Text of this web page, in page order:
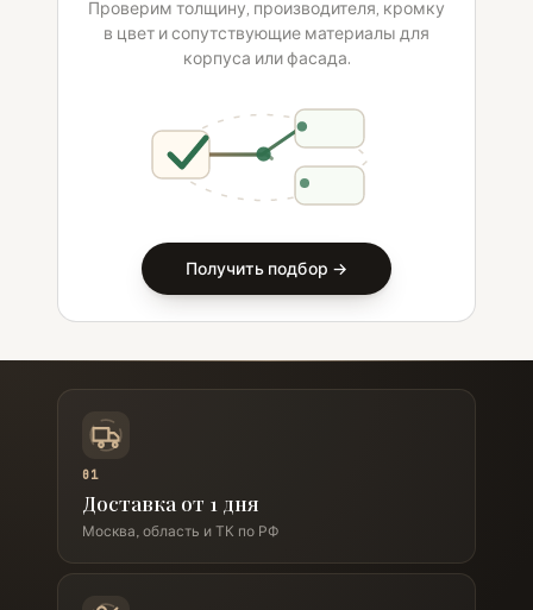
Проверим толщину, производителя, кромку
в цвет и сопутствующие материалы для
корпуса или фасада.
Получить подбор →
01
Доставка от 1 дня
Москва, область и ТК по РФ